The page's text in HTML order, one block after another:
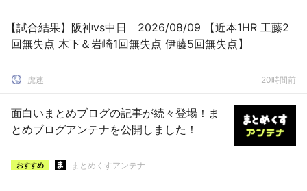
【試合結果】阪神vs中日 2026/08/09 【近本1HR 工藤2
回無失点 木下＆岩崎1回無失点 伊藤5回無失点】
虎速 20時間前
面白いまとめブログの記事が続々登場！ま
とめブログアンテナを公開しました！
おすすめ まとめくすアンテナ